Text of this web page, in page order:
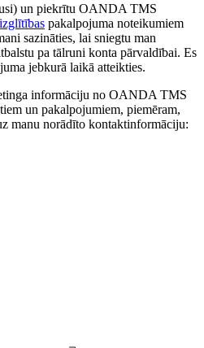
un piekrītu OANDA TMS
pakalpojuma noteikumiem
sazināties, lai sniegtu man
pa tālruni konta pārvaldībai. Es
jebkurā laikā atteikties.
informāciju no OANDA TMS
un pakalpojumiem, piemēram,
manu norādīto kontaktinformāciju: